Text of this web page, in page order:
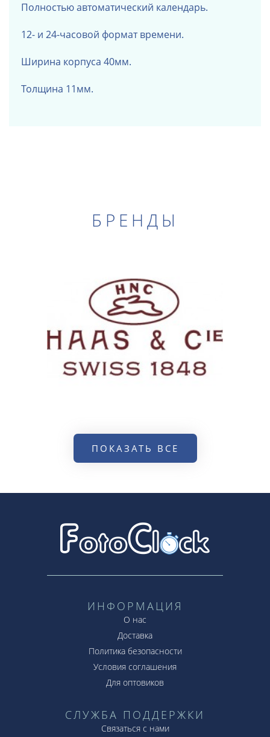
Полностью автоматический календарь.
12- и 24-часовой формат времени.
Ширина корпуса 40мм.
Толщина 11мм.
БРЕНДЫ
ПОКАЗАТЬ ВСЕ
ИНФОРМАЦИЯ
О нас
Доставка
Политика безопасности
Условия соглашения
Для оптовиков
СЛУЖБА ПОДДЕРЖКИ
Связаться с нами